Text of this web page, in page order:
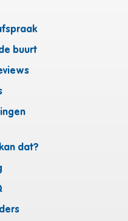
buurt
dat?